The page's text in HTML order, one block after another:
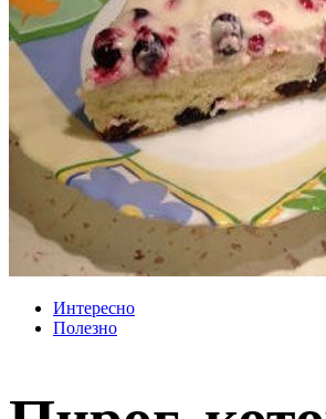
Интересно
Полезно